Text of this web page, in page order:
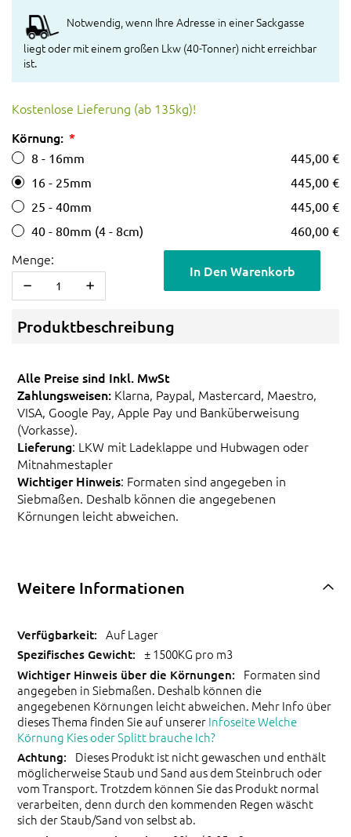
Notwendig, wenn Ihre Adresse in einer Sackgasse
liegt oder mit einem großen Lkw (40-Tonner) nicht erreichbar
ist.
Kostenlose Lieferung (ab 135kg)!
Körnung:
8 - 16mm
445,00 €
16 - 25mm
445,00 €
25 - 40mm
445,00 €
40 - 80mm (4 - 8cm)
460,00 €
Menge:
In Den Warenkorb
Produktbeschreibung
Alle Preise sind Inkl. MwSt
Zahlungsweisen: Klarna, Paypal, Mastercard, Maestro,
VISA, Google Pay, Apple Pay und Banküberweisung
(Vorkasse).
Lieferung: LKW mit Ladeklappe und Hubwagen oder
Mitnahmestapler
Wichtiger Hinweis: Formaten sind angegeben in
Siebmaßen. Deshalb können die angegebenen
Körnungen leicht abweichen.
Weitere Informationen
Auf Lager
± 1500KG pro m3
Formaten sind
angegeben in Siebmaßen. Deshalb können die
angegebenen Körnungen leicht abweichen. Mehr Info über
dieses Thema finden Sie auf unsererInfoseite Welche
Körnung Kies oder Splitt brauche Ich?
Dieses Produkt ist nicht gewaschen und enthält
möglicherweise Staub und Sand aus dem Steinbruch oder
vom Transport. Trotzdem können Sie das Produkt normal
verarbeiten, denn durch den kommenden Regen wäscht
sich der Staub/Sand von selbst ab.